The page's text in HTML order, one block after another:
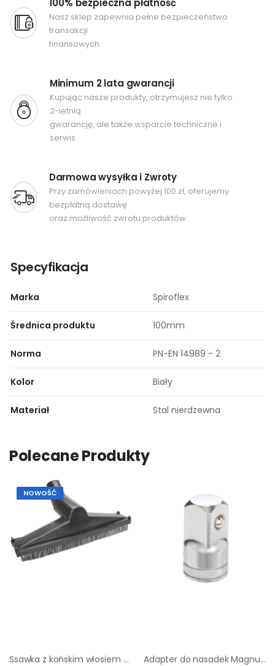
100% bezpieczna płatność
Nasz sklep zapewnia pełne bezpieczeństwo
transakcji
finansowych.
Minimum 2 lata gwarancji
Kupując nasze produkty, otrzymujesz nie tylko
2-letnią
gwarancję, ale także wsparcie techniczne i
serwis.
Darmowa wysyłka i Zwroty
Przy zamówieniach powyżej 100 zł, oferujemy
bezpłatną dostawę
oraz możliwość zwrotu produktów.
Specyfikacja
Marka Spiroflex
Średnica produktu 100mm
Norma PN-EN 14989 - 2
Kolor Biały
Materiał Stal nierdzewna
Polecane Produkty
NOWOŚĆ
Ssawka z końskim włosiem S8 24 cm + adapter Adapter do nasadek Magnusson 1/2-3/4''